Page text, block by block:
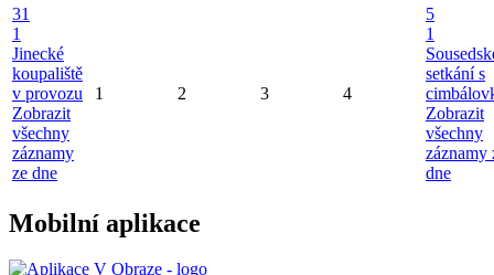
31
1
Jinecké
koupaliště
v provozu
Zobrazit
všechny
záznamy
ze dne
1 2 3 4
5
1
setkání s
Zobrazit
všechny
záznamy
dne
Mobilní aplikace